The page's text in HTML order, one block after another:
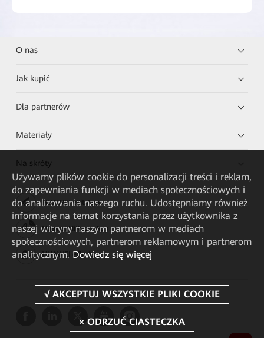
O nas
Jak kupić
Dla partnerów
Materiały
Na skróty
HUAWEI eKit App
Huawei HiKnow App
HUAWEI eFly App
Używamy plików cookie do personalizacji treści i reklam,
do zapewniania funkcji w mediach społecznościowych i
do analizowania naszego ruchu. Udostępniamy również
informacje na temat korzystania przez użytkownika z
naszej witryny naszym partnerom w mediach
społecznościowych, partnerom reklamowym i partnerom
analitycznym. Dowiedz się więcej